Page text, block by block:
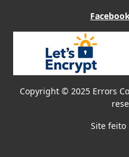
Copyright © 2025 Errors
Site feito